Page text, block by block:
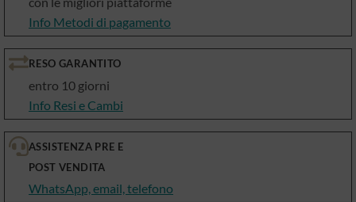
Info Metodi di pagamento
RESO GARANTITO
entro 10 giorni
Info Resi e Cambi
ASSISTENZA PRE E
POST VENDITA
WhatsApp, email, telefono